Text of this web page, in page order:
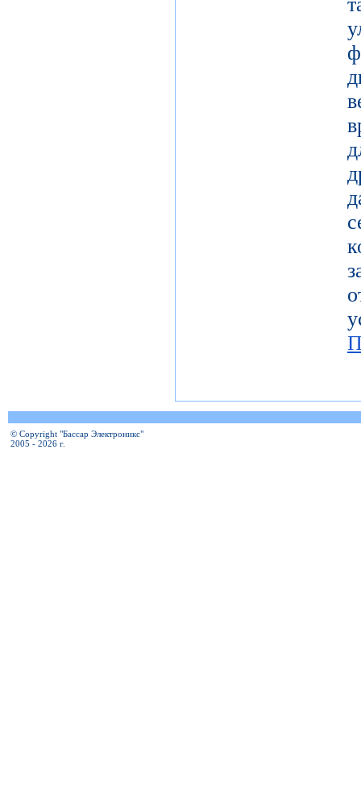
© Copyright "Бассар Электроникс"
2005 - 2026 г.